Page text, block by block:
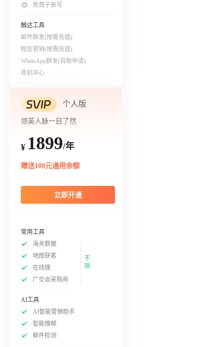
免费子账号
触达工具
邮件群发(按需充值)
短信营销(按需充值)
WhatsApp群发(自助申请)
商机中心
个人版
领英人脉一目了然
¥ 1899/年
赠送100元通用余额
立即开通
常用工具
海关数据
地图获客
在线搜
广交会采购商
不
限
AI工具
AI智能营销助手
智能搜邮
邮件检测